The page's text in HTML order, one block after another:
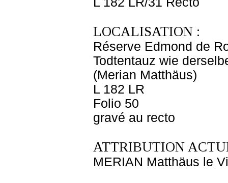
LOCALISATION :
Réserve Edmond de
Todtentauz wie
(Merian Matthäus)
L 182 LR
Folio 50
gravé au recto
ATTRIBUTION
MERIAN Matthäus le